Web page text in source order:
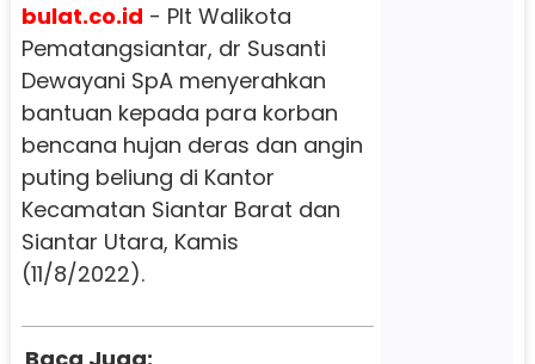
bulat.co.id - Plt Walikota
Pematangsiantar, dr Susanti
Dewayani SpA menyerahkan
bantuan kepada para korban
bencana hujan deras dan angin
puting beliung di Kantor
Kecamatan Siantar Barat dan
Siantar Utara, Kamis
(11/8/2022).